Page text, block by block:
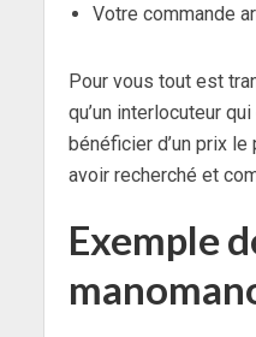
Votre commande
Pour vous tout est
qu’un interlocuteur
bénéficier d’un prix
avoir recherché et
Exemple